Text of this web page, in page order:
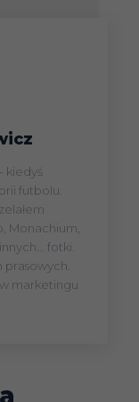
City
Town
kiedyś
futbolu.
Monachium,
fotki.
prasowych.
marketingu